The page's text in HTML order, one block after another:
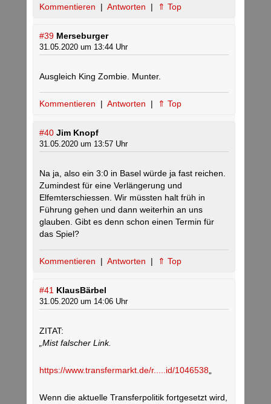
Kommentieren | Antworten | ⇑ Top
#39 Merseburger
31.05.2020 um 13:44 Uhr
Ausgleich King Zombie. Munter.
Kommentieren | Antworten | ⇑ Top
#40 Jim Knopf
31.05.2020 um 13:57 Uhr
Na ja, also ein 3:0 in Basel würde ja fast reichen.
Zumindest für eine Verlängerung und
Elfemterschiessen. Wir müssten halt früh in
Führung gehen und dann weiterhin an uns
glauben. Gibt es denn schon einen Termin für
das Spiel?
Kommentieren | Antworten | ⇑ Top
#41 KlausBärbel
31.05.2020 um 14:06 Uhr
ZITAT:
„Mist falscher Link.
https://www.transfermarkt.de/r.....id/1046538
Wenn die aktuelle Transferpolitik fortgesetzt wird,